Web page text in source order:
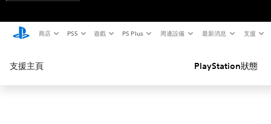
商店 PS5 遊戲 PS Plus 周邊設備 最新消息 支援
支援主頁 PlayStation狀態